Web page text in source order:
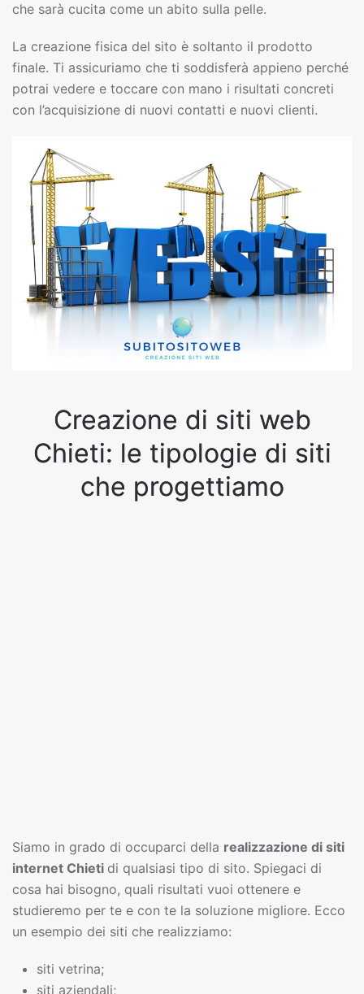
che sarà cucita come un abito sulla pelle.
La creazione fisica del sito è soltanto il prodotto
finale. Ti assicuriamo che ti soddisferà appieno perché
potrai vedere e toccare con mano i risultati concreti
con l’acquisizione di nuovi contatti e nuovi clienti.
Creazione di siti web
Chieti: le tipologie di siti
che progettiamo
Siamo in grado di occuparci della realizzazione di siti
internet Chieti di qualsiasi tipo di sito. Spiegaci di
cosa hai bisogno, quali risultati vuoi ottenere e
studieremo per te e con te la soluzione migliore. Ecco
un esempio dei siti che realizziamo:
siti vetrina;
siti aziendali;